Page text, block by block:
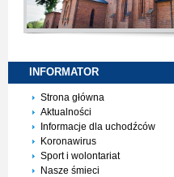
INFORMATOR
Strona główna
Aktualności
Informacje dla uchodźców
Koronawirus
Sport i wolontariat
Nasze śmieci